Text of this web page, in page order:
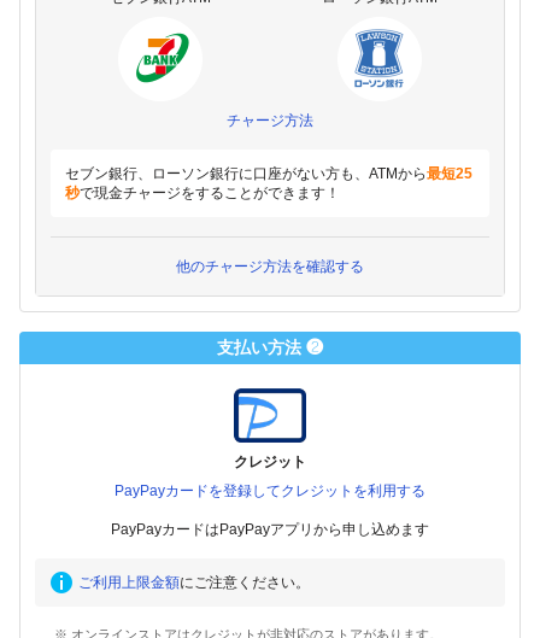
チャージ方法
セブン銀行、ローソン銀行に口座がない方も、ATMから最短25
秒で現金チャージをすることができます！
他のチャージ方法を確認する
支払い方法 ❷
クレジット
PayPayカードを登録してクレジットを利用する
PayPayカードはPayPayアプリから申し込めます
ご利用上限金額にご注意ください。
※ オンラインストアはクレジットが非対応のストアがあります。